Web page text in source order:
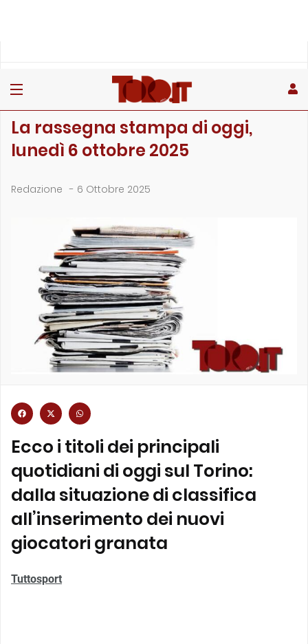
»
La rassegna stampa di oggi,
lunedì 6 ottobre 2025
Redazione - 6 Ottobre 2025
Ecco i titoli dei principali
quotidiani di oggi sul Torino:
dalla situazione di classifica
all’inserimento dei nuovi
giocatori granata
Tuttosport